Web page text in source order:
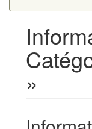
»